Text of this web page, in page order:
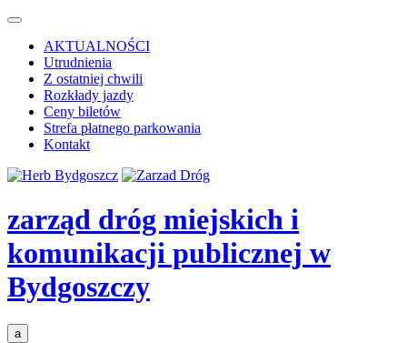
AKTUALNOŚCI
Utrudnienia
Z ostatniej chwili
Rozkłady jazdy
Ceny biletów
Strefa płatnego parkowania
Kontakt
zarząd dróg miejskich i
komunikacji publicznej w
Bydgoszczy
a